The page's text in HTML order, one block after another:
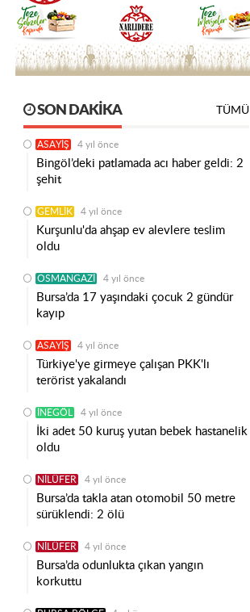
SON DAKIKA TÜMÜ
ASAYİŞ 4 yıl önce
Bingöl’deki patlamada acı haber geldi: 2
şehit
GEMLİK 4 yıl önce
Kurşunlu'da ahşap ev alevlere teslim
oldu
OSMANGAZİ 4 yıl önce
Bursa’da 17 yaşındaki çocuk 2 gündür
kayıp
ASAYİŞ 4 yıl önce
Türkiye'ye girmeye çalışan PKK'lı
terörist yakalandı
İNEGÖL 4 yıl önce
İki adet 50 kuruş yutan bebek hastanelik
oldu
NİLÜFER 4 yıl önce
Bursa’da takla atan otomobil 50 metre
sürüklendi: 2 ölü
NİLÜFER 4 yıl önce
Bursa’da odunlukta çıkan yangın
korkuttu